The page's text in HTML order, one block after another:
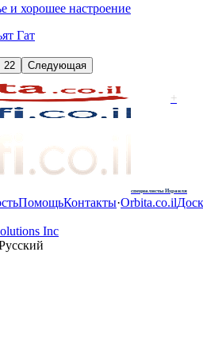
и хорошее настроение
Гат
22 Следующая
+
специалисты Израиля
ПомощьКонтакты·Orbita.co.il
Inc